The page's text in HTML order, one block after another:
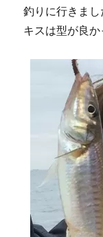
釣りに行きまし
キスは型が良